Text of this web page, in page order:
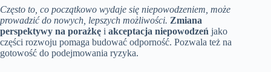
Często to, co początkowo wydaje się niepowodzeniem, może
prowadzić do nowych, lepszych możliwości. Zmiana
perspektywy na porażkę i akceptacja niepowodzeń jako
części rozwoju pomaga budować odporność. Pozwala też na
gotowość do podejmowania ryzyka.